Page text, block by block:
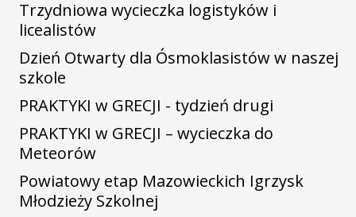
Trzydniowa wycieczka logistyków i
licealistów
Dzień Otwarty dla Ósmoklasistów w naszej
szkole
PRAKTYKI w GRECJI - tydzień drugi
PRAKTYKI w GRECJI – wycieczka do
Meteorów
Powiatowy etap Mazowieckich Igrzysk
Młodzieży Szkolnej